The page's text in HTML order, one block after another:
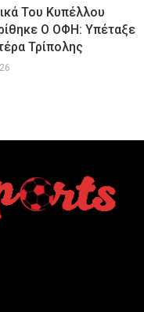
Του Κυπέλλου
Ο ΟΦΗ: Υπέταξε
Τρίπολης